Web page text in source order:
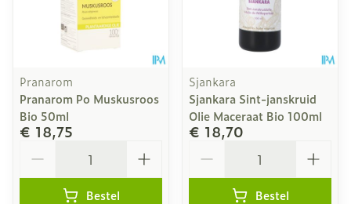
Pranarom
Pranarom Po Muskusroos
Bio 50ml
€ 18,75
Bestel
Sjankara
Sjankara Sint-janskruid
Olie Maceraat Bio 100ml
€ 18,70
Bestel